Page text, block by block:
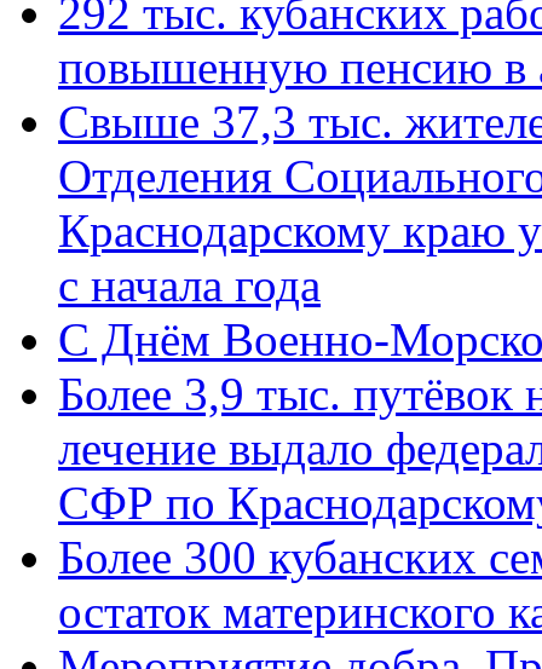
292 тыс. кубанских
повышенную пенсию в
Свыше 37,3 тыс.
Отделения
Краснодарскому краю
с начала года
C Днём Военно-
Более 3,9 тыс. путёвок
лечение выдало
СФР по
Более 300 кубанских
остаток материнского